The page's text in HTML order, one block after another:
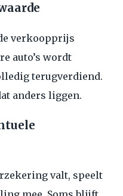
verkoopprijs
auto’s wordt
terugverdiend.
anders liggen.
valt, speelt